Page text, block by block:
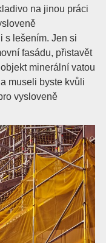
na jinou práci
s lešením. Jen si
fasádu, přistavět
minerální vatou
museli byste kvůli
vysloveně